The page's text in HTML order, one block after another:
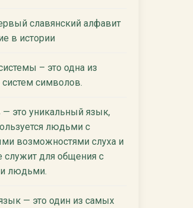
славянский алфавит
в истории
– это одна из
символов.
это уникальный язык,
людьми с
возможностями слуха и
служит для общения с
людьми.
— это один из самых